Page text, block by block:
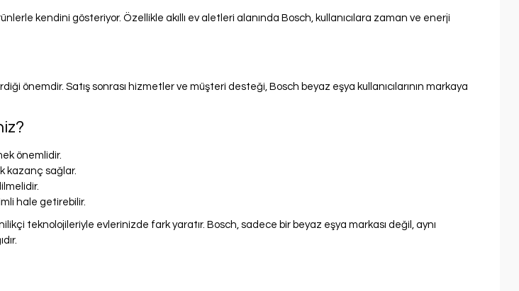
kendini gösteriyor. Özellikle akıllı ev aletleri alanında Bosch, kullanıcılara zaman ve enerji
önemdir. Satış sonrası hizmetler ve müşteri desteği, Bosch beyaz eşya kullanıcılarının markaya
önemlidir.
kazanç sağlar.
hale getirebilir.
teknolojileriyle evlerinizde fark yaratır. Bosch, sadece bir beyaz eşya markası değil, aynı